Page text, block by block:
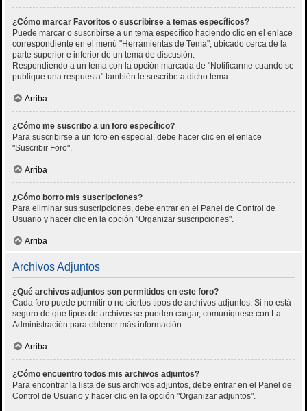
¿Cómo marcar Favoritos o suscribirse a temas específicos?
Puede marcar o suscribirse a un tema específico haciendo clic en el enlace
correspondiente en el menú "Herramientas de Tema", ubicado cerca de la
parte superior e inferior de un tema de discusión.
Respondiendo a un tema con la opción marcada de "Notificarme cuando se
publique una respuesta" también le suscribe a dicho tema.
Arriba
¿Cómo me suscribo a un foro específico?
Para suscribirse a un foro en especial, debe hacer clic en el enlace
"Suscribir Foro".
Arriba
¿Cómo borro mis suscripciones?
Para eliminar sus suscripciones, debe entrar en el Panel de Control de
Usuario y hacer clic en la opción "Organizar suscripciones".
Arriba
Archivos Adjuntos
¿Qué archivos adjuntos son permitidos en este foro?
Cada foro puede permitir o no ciertos tipos de archivos adjuntos. Si no está
seguro de que tipos de archivos se pueden cargar, comuníquese con La
Administración para obtener más información.
Arriba
¿Cómo encuentro todos mis archivos adjuntos?
Para encontrar la lista de sus archivos adjuntos, debe entrar en el Panel de
Control de Usuario y hacer clic en la opción "Organizar adjuntos".